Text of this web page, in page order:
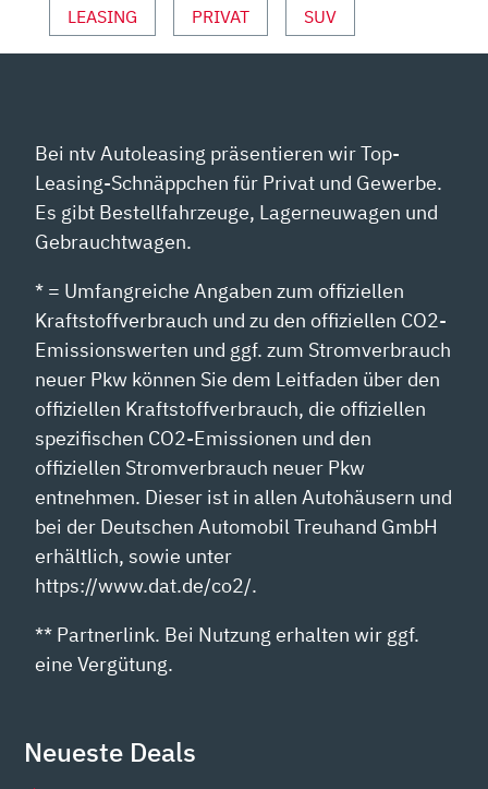
ANZEIGEN
LEASING PRIVAT SUV
Bei ntv Autoleasing präsentieren wir Top-
Leasing-Schnäppchen für Privat und Gewerbe.
Es gibt Bestellfahrzeuge, Lagerneuwagen und
Gebrauchtwagen.
* = Umfangreiche Angaben zum offiziellen
Kraftstoffverbrauch und zu den offiziellen CO2-
Emissionswerten und ggf. zum Stromverbrauch
neuer Pkw können Sie dem Leitfaden über den
offiziellen Kraftstoffverbrauch, die offiziellen
spezifischen CO2-Emissionen und den
offiziellen Stromverbrauch neuer Pkw
entnehmen. Dieser ist in allen Autohäusern und
bei der Deutschen Automobil Treuhand GmbH
erhältlich, sowie unter
https://www.dat.de/co2/.
** Partnerlink. Bei Nutzung erhalten wir ggf.
eine Vergütung.
Neueste Deals